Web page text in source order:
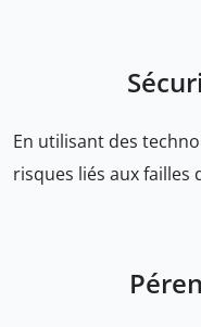
En utilisant des
risques liés aux failles